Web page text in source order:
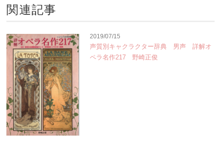
関連記事
2019/07/15
声質別キャクラクター辞典 男声 詳解オ
ペラ名作217 野崎正俊